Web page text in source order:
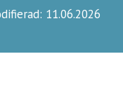
11.06.2026